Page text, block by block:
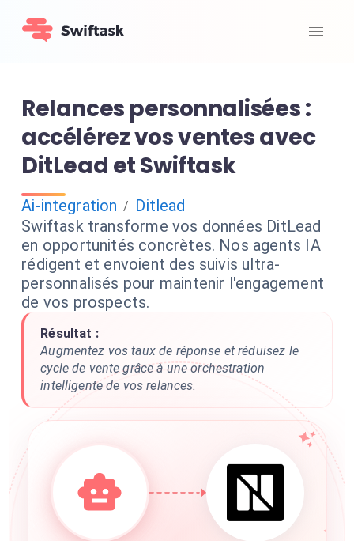
Relances personnalisées :
accélérez vos ventes avec
DitLead et Swiftask
Ai-integration / Ditlead
Swiftask transforme vos données DitLead
en opportunités concrètes. Nos agents IA
rédigent et envoient des suivis ultra-
personnalisés pour maintenir l'engagement
de vos prospects.
Résultat :
Augmentez vos taux de réponse et réduisez le
cycle de vente grâce à une orchestration
intelligente de vos relances.